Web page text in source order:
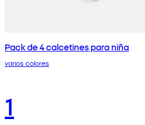
Pack de 4 calcetines para niña
varios colores
1